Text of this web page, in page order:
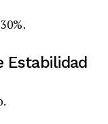
30%.
Estabilidad